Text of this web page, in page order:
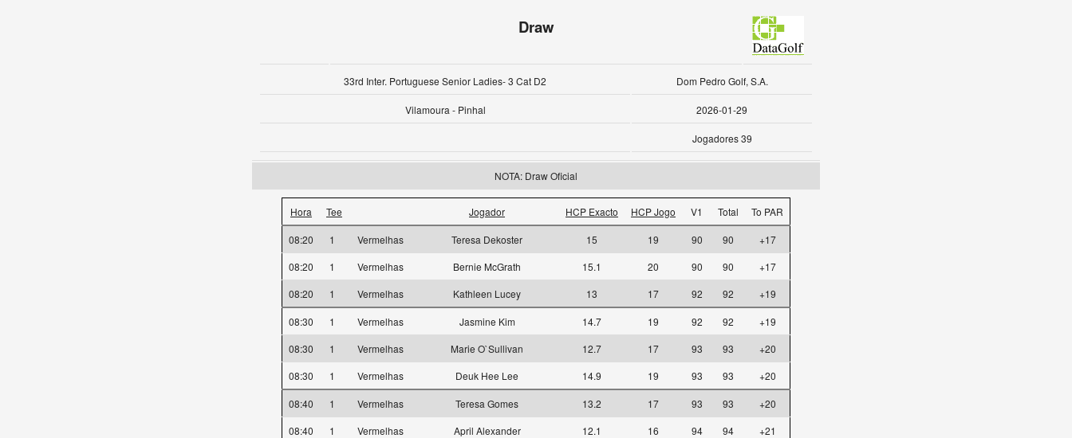
Draw
33rd Inter. Portuguese Senior Ladies- 3 Cat D2 Dom Pedro Golf, S.A.
Vilamoura - Pinhal 2026-01-29
Jogadores 39
NOTA: Draw Oficial
Hora Tee Jogador HCP Exacto HCP Jogo V1 Total To PAR
08:20 1 Vermelhas Teresa Dekoster 15 19 90 90
+17
08:20
1 Vermelhas Bernie McGrath 15.1 20 90 90
+17
08:20
1 Vermelhas Kathleen Lucey 13 17 92 92 +19
08:30 1 Vermelhas Jasmine Kim 14.7 19 92 92
+19
08:30
1 Vermelhas Marie O`Sullivan 12.7 17 93 93
+20
08:30
1 Vermelhas Deuk Hee Lee 14.9 19 93 93 +20
08:40 1 Vermelhas Teresa Gomes 13.2 17 93 93
+20
08:40
1 Vermelhas April Alexander 12.1 16 94 94
+21